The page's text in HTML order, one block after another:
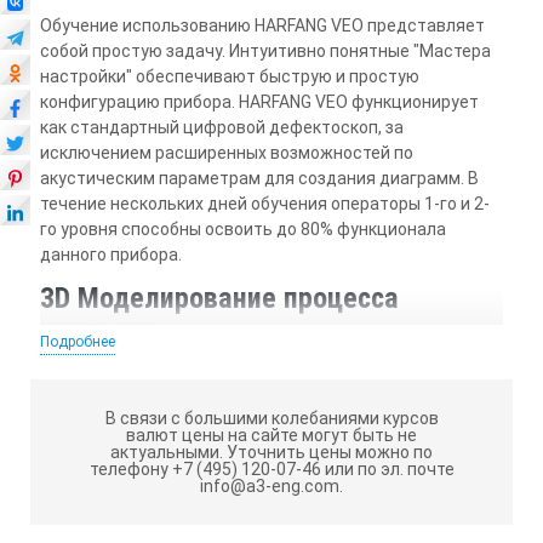
Обучение использованию HARFANG VEO представляет
собой простую задачу. Интуитивно понятные "Мастера
настройки" обеспечивают быструю и простую
конфигурацию прибора. HARFANG VEO функционирует
как стандартный цифровой дефектоскоп, за
исключением расширенных возможностей по
акустическим параметрам для создания диаграмм. В
течение нескольких дней обучения операторы 1-го и 2-
го уровня способны освоить до 80% функционала
данного прибора.
3D Моделирование процесса
контроля
Подробнее
В связи с большими колебаниями курсов
валют цены на сайте могут быть не
актуальными. Уточнить цены можно по
телефону +7 (495) 120-07-46 или по эл. почте
info@a3-eng.com.